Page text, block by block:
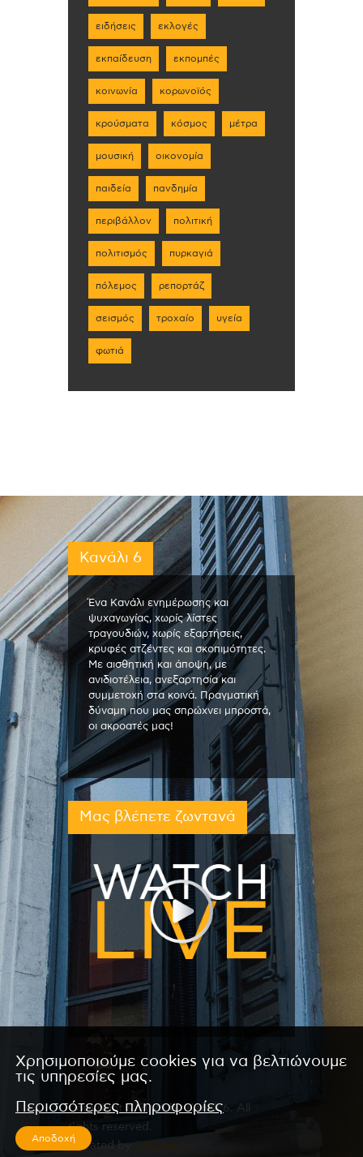
ειδήσεις εκλογές
εκπαίδευση εκπομπές
κοινωνία κορωνοϊός
κρούσματα κόσμος μέτρα
μουσική οικονομία
παιδεία πανδημία
περιβάλλον πολιτική
πολιτισμός πυρκαγιά
πόλεμος ρεπορτάζ
σεισμός τροχαίο υγεία
φωτιά
Κανάλι 6
Ένα Κανάλι ενημέρωσης και
ψυχαγωγίας, χωρίς λίστες
τραγουδιών, χωρίς εξαρτήσεις,
κρυφές ατζέντες και σκοπιμότητες.
Με αισθητική και άποψη, με
ανιδιοτέλεια, ανεξαρτησία και
συμμετοχή στα κοινά. Πραγματική
δύναμη που μας σπρώχνει μπροστά,
οι ακροατές μας!
Μας βλέπετε ζωντανά
Copyright © 2026 by Kanali 6. All
rights reserved.
CReated by CReatures.
Χρησιμοποιούμε cookies για να βελτιώνουμε
τις υπηρεσίες μας.
Περισσότερες πληροφορίες
Αποδοχή